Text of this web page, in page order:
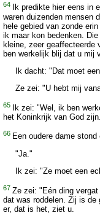
64
Ik predikte hier eens in
waren duizenden mensen
hele gebied van zonde
ik maar kon bedenken.
kleine, zeer geaffecteerde
ben werkelijk blij dat u mij
Ik dacht: "Dat moet een
Ze zei: "U hebt mij
65
Ik zei: "Wel, ik ben
het Koninkrijk van God
66 Een oudere dame
"Ja."
Ik zei: "Ze moet een
67 Ze zei: "Eén ding
dat was roddelen. Zij is de
er, dat is het, ziet u.